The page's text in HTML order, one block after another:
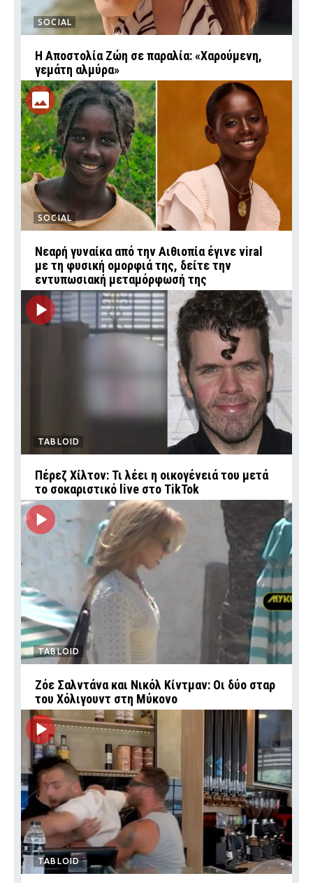
SOCIAL
Η Αποστολία Ζώη σε παραλία: «Χαρούμενη,
γεμάτη αλμύρα»
SOCIAL
Νεαρή γυναίκα από την Αιθιοπία έγινε viral
με τη φυσική ομορφιά της, δείτε την
εντυπωσιακή μεταμόρφωσή της
TABLOID
Πέρεζ Χίλτον: Τι λέει η οικογένειά του μετά
το σοκαριστικό live στο TikTok
TABLOID
Ζόε Σαλντάνα και Νικόλ Κίντμαν: Οι δύο σταρ
του Χόλιγουντ στη Μύκονο
TABLOID